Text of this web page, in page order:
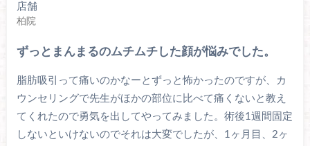
店舗
柏院
ずっとまんまるのムチムチした顔が悩みでした。
脂肪吸引って痛いのかなーとずっと怖かったのですが、カ
ウンセリングで先生がほかの部位に比べて痛くないと教え
てくれたので勇気を出してやってみました。術後1週間固定
しないといけないのでそれは大変でしたが、1ヶ月目、2ヶ